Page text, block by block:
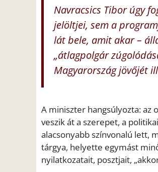
Navracsics Tibor úgy
jelöltjei, sem a
lát bele, amit akar –
„átlagpolgár
Magyarország jövőjét
A miniszter hangsúlyozta: az
veszik át a szerepet, a
alacsonyabb színvonalú lett,
tárgya, helyette egymást
nyilatkozatait, posztjait,